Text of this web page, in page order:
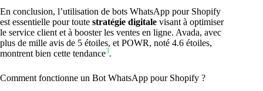
En conclusion, l’utilisation de bots WhatsApp pour Shopify
est essentielle pour toute stratégie digitale visant à optimiser
le service client et à booster les ventes en ligne. Avada, avec
plus de mille avis de 5 étoiles, et POWR, noté 4.6 étoiles,
montrent bien cette tendance3.
Comment fonctionne un Bot WhatsApp pour Shopify ?